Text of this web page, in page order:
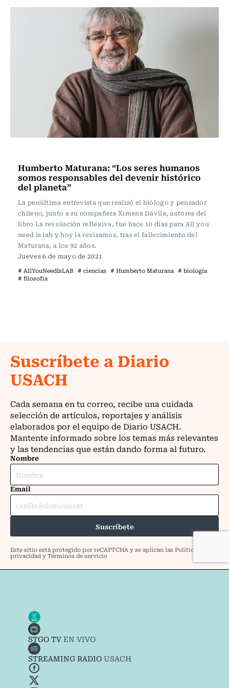
Humberto Maturana: “Los seres humanos
somos responsables del devenir histórico
del planeta”
La penúltima entrevista que realizó el biólogo y pensador
chileno, junto a su compañera Ximena Dávila, autores del
libro La revolución reflexiva, fue hace 10 días para All you
need is lab y hoy la revisamos, tras el fallecimiento del
Maturana, a los 92 años.
Jueves 6 de mayo de 2021
# AllYouNeedIsLAB # ciencias # Humberto Maturana # biología
# filosofía
STGO TVEN VIVO
STREAMING RADIOUSACH